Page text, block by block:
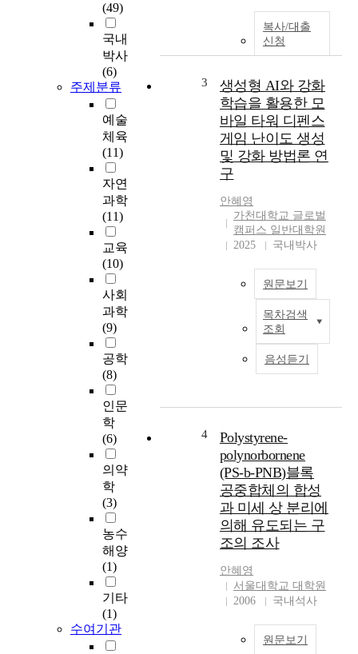
(49)
국내
박사
(6)
주제분류
예술
체육
(11)
자연
과학
(11)
교육
(10)
사회
과학
(9)
공학
(8)
인문
학
(6)
의약
학
(3)
농수
해양
(1)
기타
(1)
수여기관
복사/대출
신청
3
생성형 AI와 강화
학습을 활용한 모
바일 타워 디펜스
게임 난이도 생성
및 강화 방법론 연
구
안혜영
가천대학교 글로벌
캠퍼스 일반대학원
2025
국내박사
원문보기
목차검색
조회
음성듣기
4
Polystyrene-
polynorbornene
(PS-b-PNB)블록
공중합체의 합성
과 미세 상 분리에
의해 유도되는 구
조의 조사
안혜영
서울대학교 대학원
2006
국내석사
원문보기